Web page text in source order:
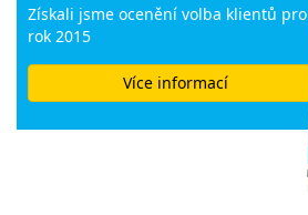
Získali jsme ocenění volba klientů pro
rok 2015
Více informací